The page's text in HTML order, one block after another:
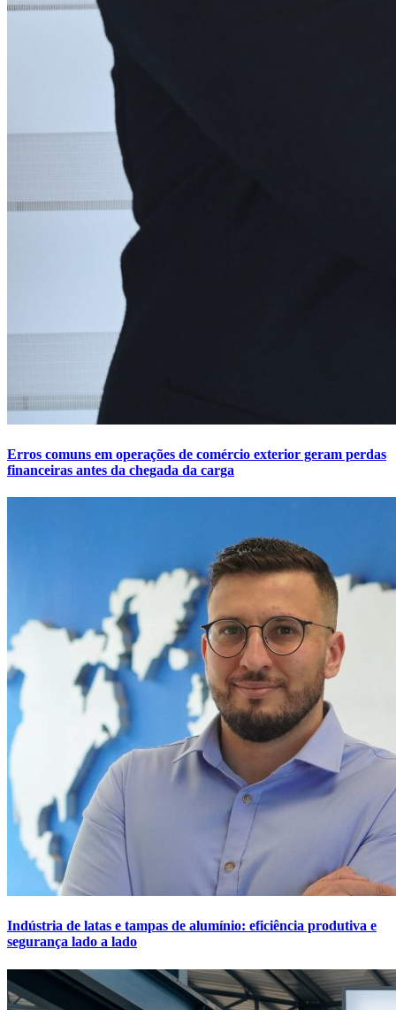
Erros comuns em operações de comércio exterior geram perdas
financeiras antes da chegada da carga
Indústria de latas e tampas de alumínio: eficiência produtiva e
segurança lado a lado